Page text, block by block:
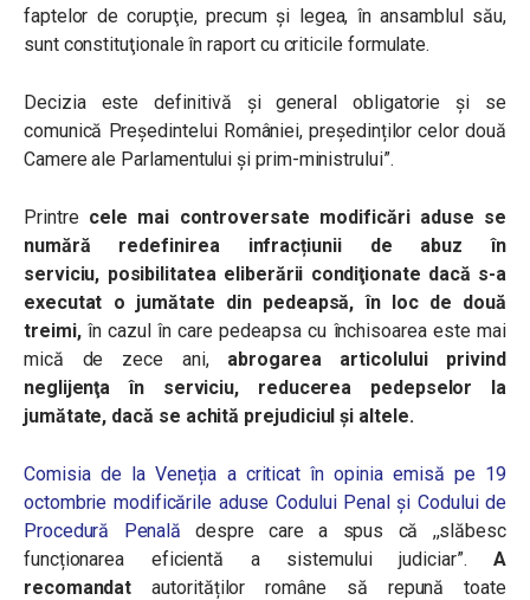
faptelor de corupţie, precum și legea, în ansamblul său,
sunt constituţionale în raport cu criticile formulate.
Decizia este definitivă și general obligatorie și se
comunică Președintelui României, președinților celor două
Camere ale Parlamentului și prim-ministrului”.
Printrecele mai controversate modificări aduse se
numără redefinirea infracțiunii de abuz în
serviciu, posibilitatea eliberării condiţionate dacă s-a
executat o jumătate din pedeapsă, în loc de două
treimi,în cazul în care pedeapsa cu închisoarea este mai
mică de zece ani,
abrogarea articolului privind
neglijenţa în serviciu, reducerea pedepselor la
jumătate, dacă se achită prejudiciul și altele.
Comisia de la Veneția a criticat în opinia emisă pe 19
octombrie modificările aduse Codului Penal și Codului de
Procedură Penală despre care a spus că ,,slăbesc
funcționarea eficientă a sistemului judiciar”.A
recomandat autorităților române să repună toate